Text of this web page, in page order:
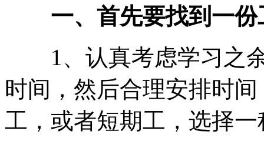
一、首先要找到一份
1、认真考虑学习之余
时间，然后合理安排时
工，或者短期工，选择